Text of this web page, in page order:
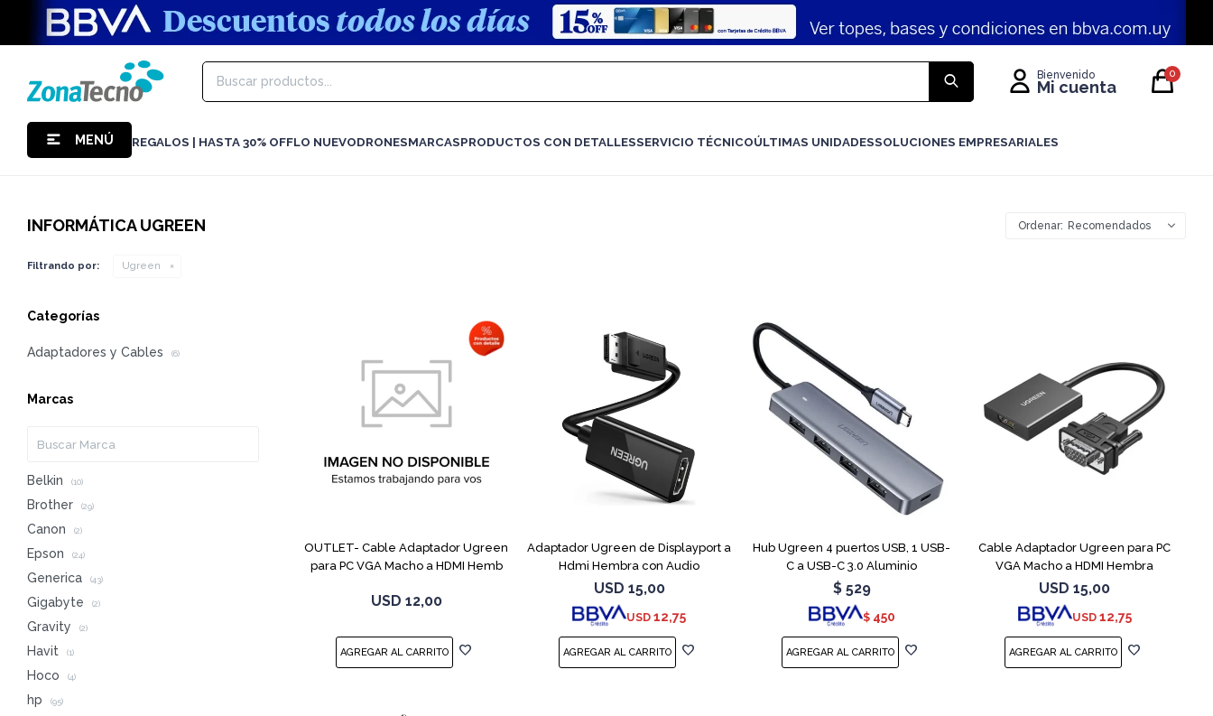
MENÚ REGALOS | HASTA 30% OFFLO NUEVODRONESMARCASPRODUCTOS CON DETALLESSERVICIO TÉCNICOÚLTIMAS UNIDADESSOLUCIONES EMPRESARIALES
0
INFORMÁTICA UGREEN Recomendados
Filtrando por: Ugreen
OUTLET- Cable Adaptador Ugreen
para PC VGA Macho a HDMI Hemb
USD 12,00
Adaptador Ugreen de Displayport a
Hdmi Hembra con Audio
USD 15,00
USD 12,75
Hub Ugreen 4 puertos USB, 1 USB-
C a USB-C 3.0 Aluminio
$ 529
$ 450
Cable Adaptador Ugreen para PC
VGA Macho a HDMI Hembra
USD 15,00
USD 12,75
Categorías
Adaptadores y Cables (6)
Marcas
Belkin (10)
Brother (29)
Canon (2)
Epson (24)
Generica (43)
Gigabyte (2)
Gravity (2)
Havit (1)
Hoco (4)
hp (95)